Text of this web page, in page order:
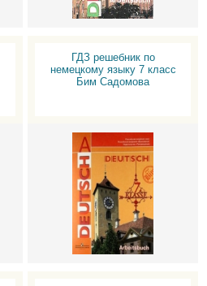
ГДЗ решебник по
немецкому языку 7 класс
Бим Садомова